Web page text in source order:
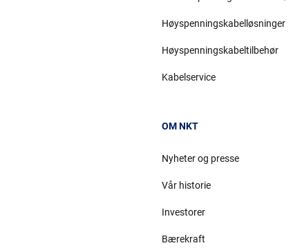
Høyspenningskabelløsninger
Høyspenningskabeltilbehør
Kabelservice
OM NKT
Nyheter og presse
Vår historie
Investorer
Bærekraft